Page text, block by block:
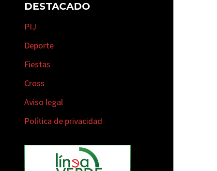
DESTACADO
PIJ
Deporte
Fiestas
Cross
Aviso legal
Política de privacidad